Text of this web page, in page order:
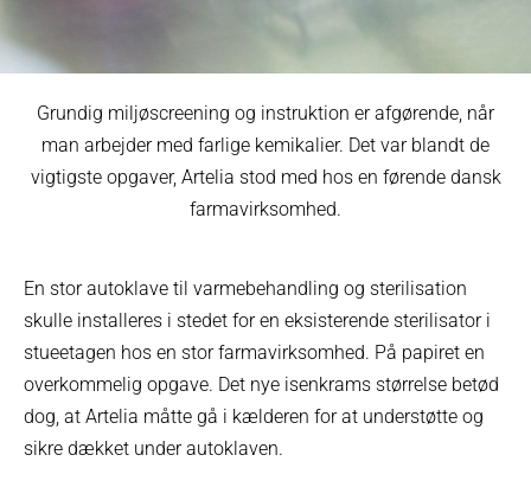
Grundig miljøscreening og instruktion er afgørende, når
man arbejder med farlige kemikalier. Det var blandt de
vigtigste opgaver, Artelia stod med hos en førende dansk
farmavirksomhed.
En stor autoklave til varmebehandling og sterilisation
skulle installeres i stedet for en eksisterende sterilisator i
stueetagen hos en stor farmavirksomhed. På papiret en
overkommelig opgave. Det nye isenkrams størrelse betød
dog, at Artelia måtte gå i kælderen for at understøtte og
sikre dækket under autoklaven.